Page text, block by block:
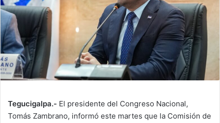
Tegucigalpa.- El presidente del Congreso Nacional,
Tomás Zambrano, informó este martes que la Comisión de